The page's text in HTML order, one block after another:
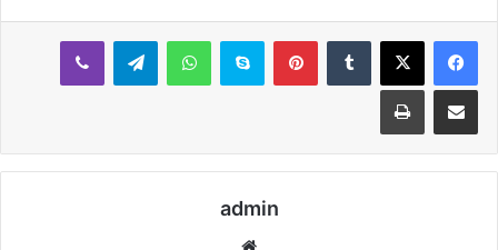
بينتيريستسكايب واتساب تيلقرام ڤايبر
مشاركة عبر البريد طباعة
admin